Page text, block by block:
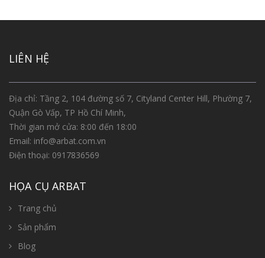
LIÊN HỆ
Địa chỉ: Tầng 2, 104 đường số 7, Cityland Center Hill, Phường 7,
Quận Gò Vấp, TP Hồ Chí Minh,
Thời gian mở cửa: 8:00 đến 18:00
Email: info@arbat.com.vn
Điện thoại: 0917836569
HỌA CỤ ARBAT
Trang chủ
Sản phẩm
Blog